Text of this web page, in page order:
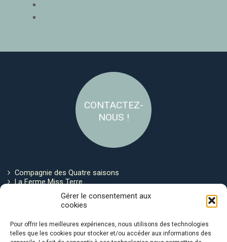
Gérer le consentement aux
cookies
Pour offrir les meilleures expériences, nous utilisons des technologies
telles que les cookies pour stocker et/ou accéder aux informations des
CONTACTEZ-
NOUS !
Compagnie des Quatre saisons
La Ferme Miss Terre
Politique de cookies